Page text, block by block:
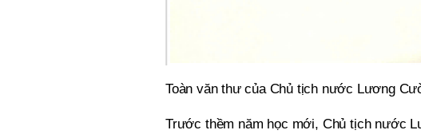
Toàn văn thư của Chủ tịch nước Lương
Trước thềm năm học mới, Chủ tịch nước